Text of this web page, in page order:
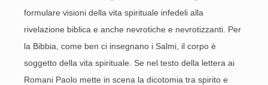
formulare visioni della vita spirituale infedeli alla
rivelazione biblica e anche nevrotiche e nevrotizzanti. Per
la Bibbia, come ben ci insegnano i Salmi, il corpo è
soggetto della vita spirituale. Se nel testo della lettera ai
Romani Paolo mette in scena la dicotomia tra spirito e